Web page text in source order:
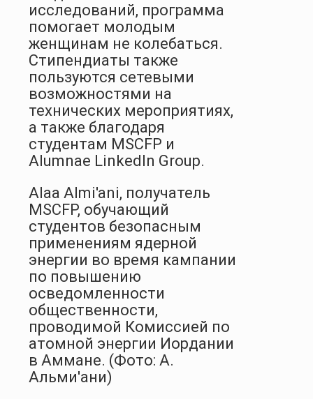
исследований, программа
помогает молодым
женщинам не колебаться.
Стипендиаты также
пользуются сетевыми
возможностями на
технических мероприятиях,
а также благодаря
студентам MSCFP и
Alumnae LinkedIn Group.
Alaa Almi'ani, получатель
MSCFP, обучающий
студентов безопасным
применениям ядерной
энергии во время кампании
по повышению
осведомленности
общественности,
проводимой Комиссией по
атомной энергии Иордании
в Аммане. (Фото: А.
Альми'ани)